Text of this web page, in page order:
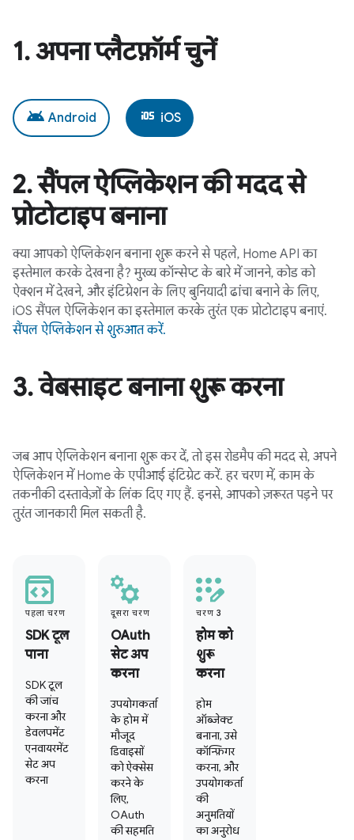
1.अपना प्लैटफ़ॉर्म चुनें
android Android ios iOS
2.सैंपल ऐप्लिकेशन की मदद से
प्रोटोटाइप बनाना
क्या आपको ऐप्लिकेशन बनाना शुरू करने से पहले, Home API का
इस्तेमाल करके देखना है? मुख्य कॉन्सेप्ट के बारे में जानने, कोड को
ऐक्शन में देखने, और इंटिग्रेशन के लिए बुनियादी ढांचा बनाने के लिए,
iOS सैंपल ऐप्लिकेशन का इस्तेमाल करके तुरंत एक प्रोटोटाइप बनाएं.
सैंपल ऐप्लिकेशन से शुरुआत करें.
3.वेबसाइट बनाना शुरू करना
जब आप ऐप्लिकेशन बनाना शुरू कर दें, तो इस रोडमैप की मदद से, अपने
ऐप्लिकेशन में Home के एपीआई इंटिग्रेट करें. हर चरण में, काम के
तकनीकी दस्तावेज़ों के लिंक दिए गए हैं. इनसे, आपको ज़रूरत पड़ने पर
तुरंत जानकारी मिल सकती है.
पहला चरण
SDK टूल
पाना
SDK टूल
की जांच
करना और
डेवलपमेंट
एनवायरमेंट
सेट अप
करना
दूसरा चरण
OAuth
सेट अप
करना
उपयोगकर्ता
के होम में
मौजूद
डिवाइसों
को ऐक्सेस
करने के
लिए,
OAuth
की सहमति
चरण 3
होम को
शुरू
करना
होम
ऑब्जेक्ट
बनाना, उसे
कॉन्फ़िगर
करना, और
उपयोगकर्ता
की
अनुमतियों
का अनुरोध